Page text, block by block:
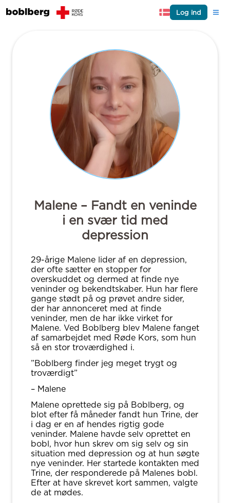
Log ind
Malene – Fandt en veninde
i en svær tid med
depression
29-årige Malene lider af en depression,
der ofte sætter en stopper for
overskuddet og dermed at finde nye
veninder og bekendtskaber. Hun har flere
gange stødt på og prøvet andre sider,
der har annonceret med at finde
veninder, men de har ikke virket for
Malene. Ved Boblberg blev Malene fanget
af samarbejdet med Røde Kors, som hun
så en stor troværdighed i.
”Boblberg finder jeg meget trygt og
troværdigt”
– Malene
Malene oprettede sig på Boblberg, og
blot efter få måneder fandt hun Trine, der
i dag er en af hendes rigtig gode
veninder. Malene havde selv oprettet en
bobl, hvor hun skrev om sig selv og sin
situation med depression og at hun søgte
nye veninder. Her startede kontakten med
Trine, der responderede på Malenes bobl.
Efter at have skrevet kort sammen, valgte
de at mødes.